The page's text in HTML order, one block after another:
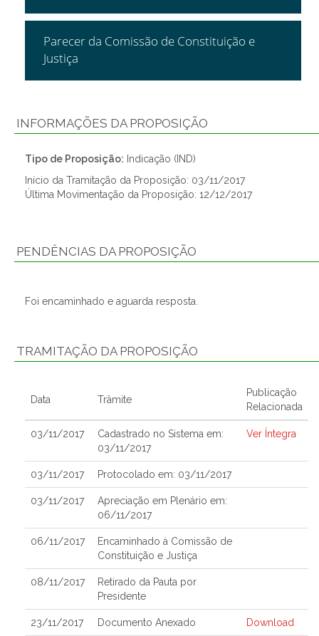
Parecer da Comissão de Constituição e
Justiça
INFORMAÇÕES DA PROPOSIÇÃO
Tipo de Proposição: Indicação (IND)
Início da Tramitação da Proposição: 03/11/2017
Última Movimentação da Proposição: 12/12/2017
PENDÊNCIAS DA PROPOSIÇÃO
Foi encaminhado e aguarda resposta.
TRAMITAÇÃO DA PROPOSIÇÃO
Data Trâmite
Publicação
Relacionada
03/11/2017
Cadastrado no Sistema em:
03/11/2017
Ver Íntegra
03/11/2017 Protocolado em: 03/11/2017
03/11/2017
Apreciação em Plenário em:
06/11/2017
06/11/2017
Encaminhado à Comissão de
Constituição e Justiça
08/11/2017
Retirado da Pauta por
Presidente
23/11/2017 Documento Anexado Download